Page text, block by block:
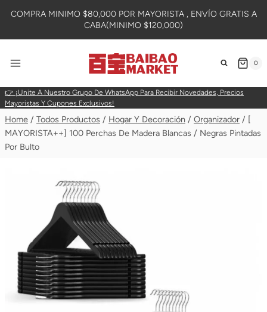
Content
COMPRA MINIMO $80,000 POR MAYORISTA , ENVÍO GRATIS A
CABA(MINIMO $120,000)
0
👉 ¡Unite A Nuestro Grupo De WhatsApp Para Recibir Novedades, Precios
Mayoristas Y Cupones Exclusivos!
Home / Todos Productos / Hogar Y Decoración / Organizador / [
MAYORISTA++] 100 Perchas De Madera Blancas / Negras Pintadas
Por Bulto